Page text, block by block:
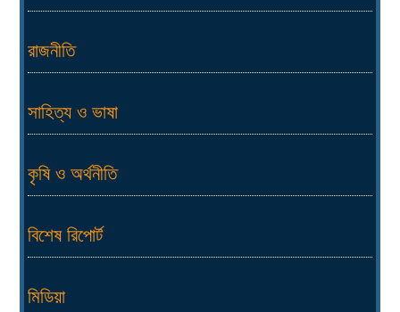
রাজনীতি
সাহিত্য ও ভাষা
কৃষি ও অর্থনীতি
বিশেষ রিপোর্ট
মিডিয়া